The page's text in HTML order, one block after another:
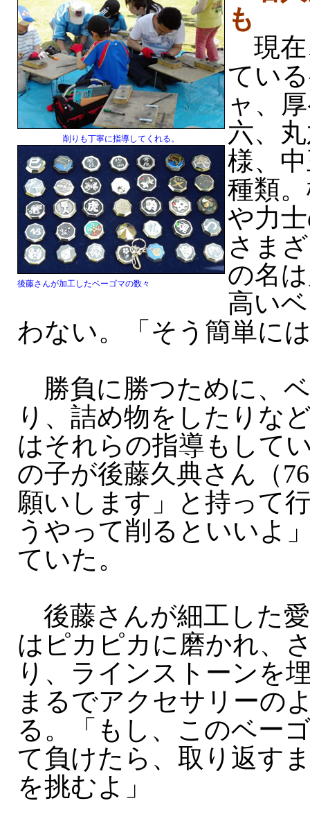
削りも丁寧に指導してくれる。
後藤さんが加工したベーゴマの数々
も
現在
てい
ャ、
六、
様、
種類
や力
さま
の名
高い
わない。「そう簡単に
勝負に勝つために、
り、詰め物をしたりな
はそれらの指導もして
の子が後藤久典さん（
願いします」と持って
うやって削るといいよ
ていた。
後藤さんが細工した
はピカピカに磨かれ、
り、ラインストーンを
まるでアクセサリーの
る。「もし、このベー
て負けたら、取り返す
を挑むよ」